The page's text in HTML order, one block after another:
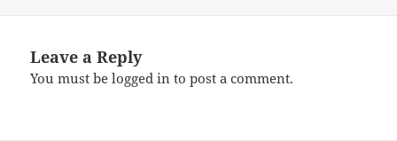
Leave a Reply
You must belogged in to post a comment.